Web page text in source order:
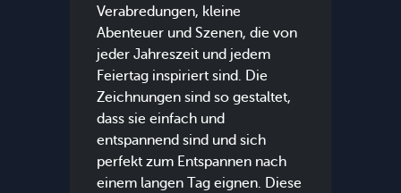
Verabredungen, kleine
Abenteuer und Szenen, die von
jeder Jahreszeit und jedem
Feiertag inspiriert sind. Die
Zeichnungen sind so gestaltet,
dass sie einfach und
entspannend sind und sich
perfekt zum Entspannen nach
einem langen Tag eignen. Diese